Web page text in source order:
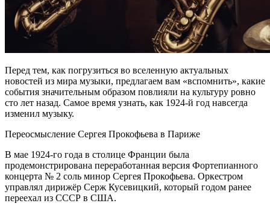
Перед тем, как погрузиться во вселенную актуальных
новостей из мира музыки, предлагаем вам «вспомнить», какие
события значительным образом повлияли на культуру ровно
сто лет назад. Самое время узнать, как 1924-й год навсегда
изменил музыку.
Переосмысление Сергея Прокофьева в Париже
В мае 1924-го года в столице Франции была
продемонстрирована переработанная версия Фортепианного
концерта № 2 соль минор Сергея Прокофьева. Оркестром
управлял дирижёр Серж Кусевицкий, который годом ранее
переехал из СССР в США.